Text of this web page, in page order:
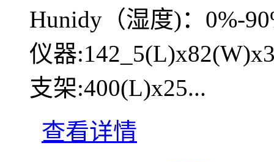
Hunidy（湿度)：0%-
仪器
支架:400(L)x25...
查看详情